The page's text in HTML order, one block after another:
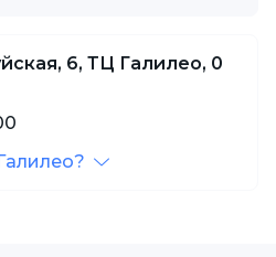
6, ТЦ Галилео, 0